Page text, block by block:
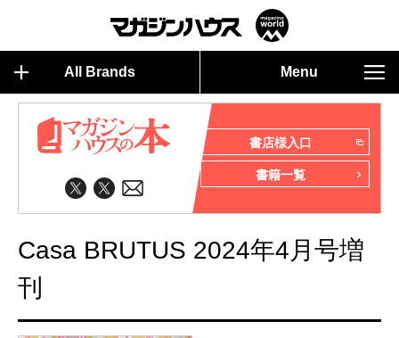
All Brands Menu
書店様入口
書籍一覧
Casa BRUTUS 2024年4月号増
刊